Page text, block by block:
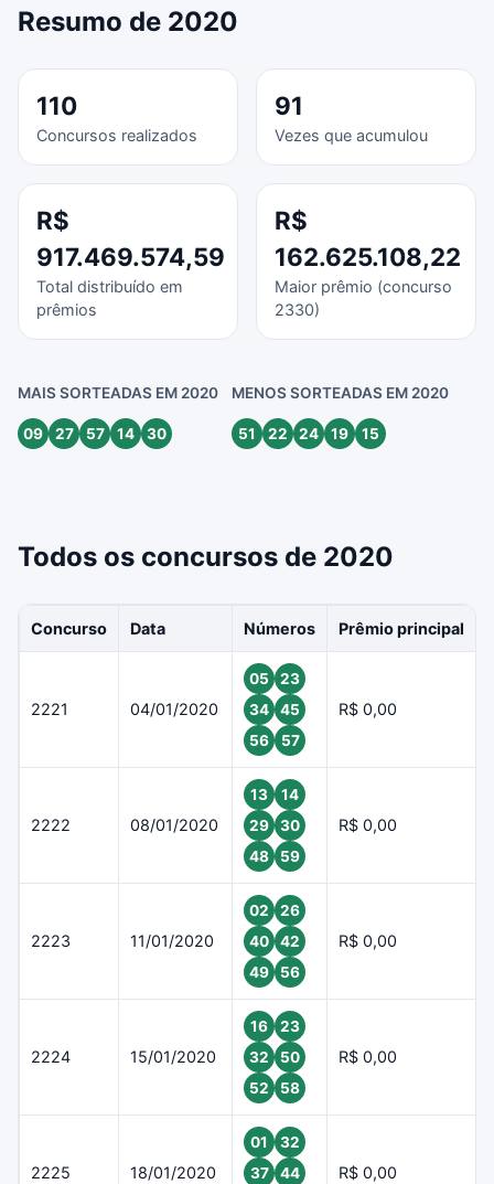
Resumo de 2020
110
Concursos realizados
91
Vezes que acumulou
R$
917.469.574,59
Total distribuído em
prêmios
R$
162.625.108,22
Maior prêmio (concurso
2330)
MAIS SORTEADAS EM 2020
09 27 57 14 30
MENOS SORTEADAS EM 2020
51 22 24 19 15
Todos os concursos de 2020
Concurso Data Números Prêmio principal
2221 04/01/2020
05
23
34
45
56
57
R$ 0,00
2222 08/01/2020
13
14
29
30
48
59
R$ 0,00
2223 11/01/2020
02
26
40
42
49
56
R$ 0,00
2224 15/01/2020
16
23
32
50
52
58
R$ 0,00
2225 18/01/2020
01
32
37
44
R$ 0,00